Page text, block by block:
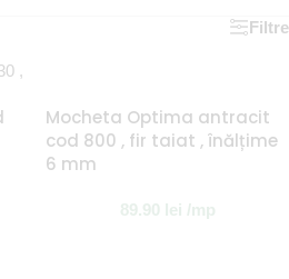
Filtre
Mocheta Optima antracit
cod 800 , fir taiat , înălțime
6 mm
89.90 lei /mp